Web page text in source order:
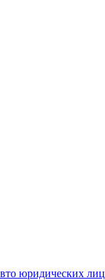
юридических лиц